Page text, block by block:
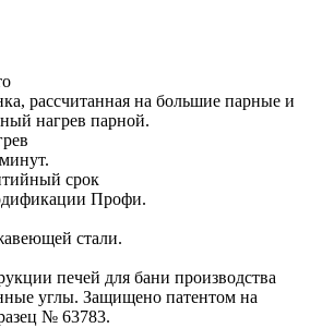
рассчитанная на большие парные и
нагрев парной.
срок
Профи.
стали.
печей для бани производства
углы. Защищено патентом на
№ 63783.